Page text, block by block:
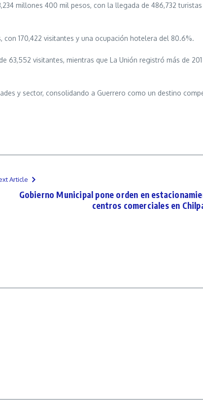
millones 400 mil pesos, con la llegada de 486,732
170,422 visitantes y una ocupación hotelera del 80.6%.
visitantes, mientras que La Unión registró más de
y sector, consolidando a Guerrero como un destino
Article
Gobierno Municipal pone orden en
centros comerciales en